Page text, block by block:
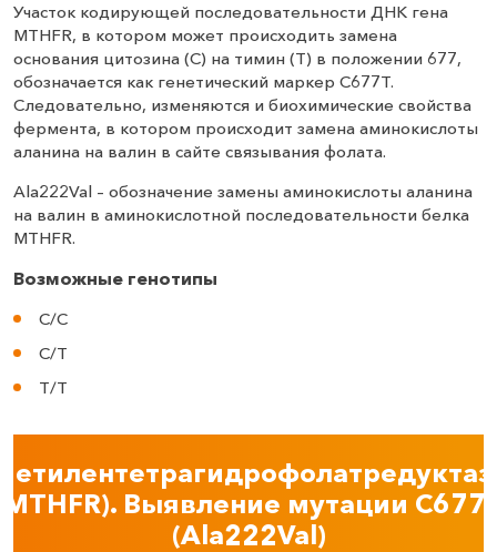
Участок кодирующей последовательности ДНК гена
MTHFR, в котором может происходить замена
основания цитозина (С) на тимин (T) в положении 677,
обозначается как генетический маркер C677Т.
Следовательно, изменяются и биохимические свойства
фермента, в котором происходит замена аминокислоты
аланина на валин в сайте связывания фолата.
Ala222Val – обозначение замены аминокислоты аланина
на валин в аминокислотной последовательности белка
MTHFR.
Возможные генотипы
С/С
С/Т
Т/Т
Выявление мутации
(Ala222Val)